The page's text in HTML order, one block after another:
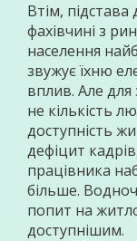
Втім, підстава
фахівчині з
населення
звужує їхню
вплив. Але
не кількість
доступність
дефіцит
працівника
більше.
попит на
доступнішим.